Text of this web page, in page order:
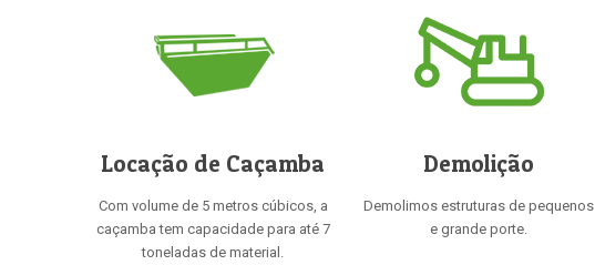
Locação de Caçamba
Com volume de 5 metros cúbicos, a
caçamba tem capacidade para até 7
toneladas de material.
Demolição
Demolimos estruturas de pequenos
e grande porte.